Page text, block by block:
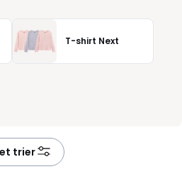
T-shirt Next
trier